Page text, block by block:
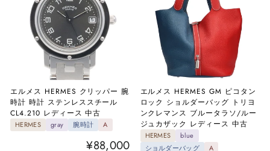
エルメス HERMES クリッパー 腕
時計 時計 ステンレススチール
CL4.210 レディース 中古
HERMES gray 腕時計 A
¥88,000
エルメス HERMES GM ピコタン
ロック ショルダーバッグ トリヨ
ンクレマンス ブルータラソ/ルー
ジュカザック レディース 中古
HERMES
blue
ショルダーバッグ
A